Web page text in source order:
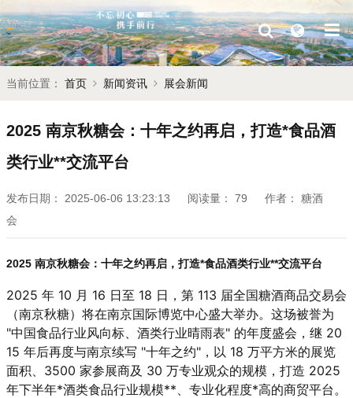
当前位置： 首页 新闻资讯 展会新闻
2025 南京秋糖会：十年之约再启，打造*食品酒
类行业**交流平台
发布日期： 2025-06-06 13:23:13 阅读量： 79 作者：
糖酒
会
2025 南京秋糖会：十年之约再启，打造*食品酒类行业**交流平台
2025 年 10 月 16 日至 18 日，第 113 届全国糖酒商品交易会
（南京秋糖）将在南京国际博览中心盛大举办。这场被誉为
"中国食品行业风向标、酒类行业晴雨表" 的年度盛会，继 20
15 年后再度与南京续写 "十年之约"，以 18 万平方米的展览
面积、3500 家参展商及 30 万专业观众的规模，打造 2025
年下半年*酒类食品行业规模**、专业化程度*高的商贸平台。